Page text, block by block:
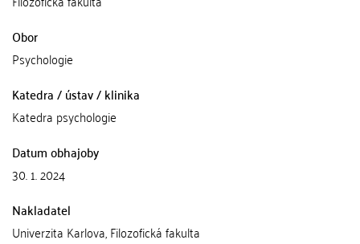
Obor
Psychologie
Katedra / ústav / klinika
Katedra psychologie
Datum obhajoby
30. 1. 2024
Nakladatel
Univerzita Karlova, Filozofická fakulta